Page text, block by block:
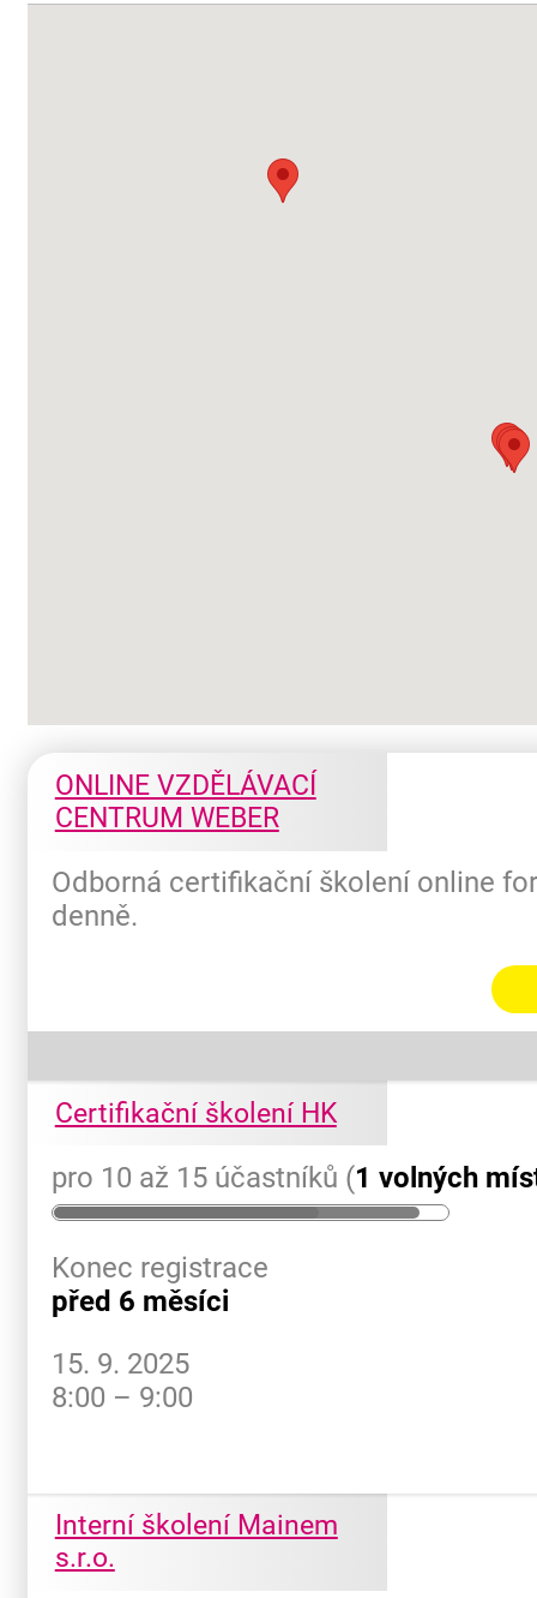
ONLINE VZDĚLÁVACÍ
CENTRUM WEBER
Odborná certifikační školení online
denně.
Certifikační školení HK
pro 10 až 15 účastníků (1 volných
Konec registrace
před 6 měsíci
15. 9. 2025
8:00 – 9:00
Interní školení Mainem
s.r.o.